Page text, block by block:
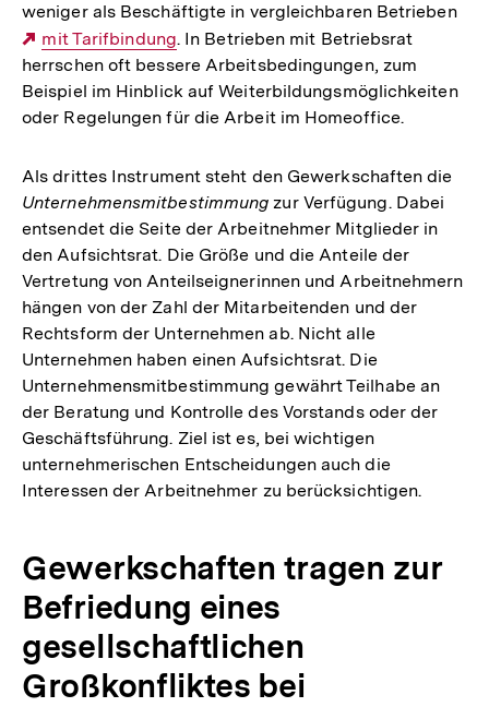
weniger als Beschäftigte in vergleichbaren Betrieben
Externer
Link:
mit Tarifbindung. In Betrieben mit Betriebsrat
herrschen oft bessere Arbeitsbedingungen, zum
Beispiel im Hinblick auf Weiterbildungsmöglichkeiten
oder Regelungen für die Arbeit im Homeoffice.
Als drittes Instrument steht den Gewerkschaften die
Unternehmensmitbestimmung zur Verfügung. Dabei
entsendet die Seite der Arbeitnehmer Mitglieder in
den Aufsichtsrat. Die Größe und die Anteile der
Vertretung von Anteilseignerinnen und Arbeitnehmern
hängen von der Zahl der Mitarbeitenden und der
Rechtsform der Unternehmen ab. Nicht alle
Unternehmen haben einen Aufsichtsrat. Die
Unternehmensmitbestimmung gewährt Teilhabe an
der Beratung und Kontrolle des Vorstands oder der
Geschäftsführung. Ziel ist es, bei wichtigen
unternehmerischen Entscheidungen auch die
Interessen der Arbeitnehmer zu berücksichtigen.
Gewerkschaften tragen zur
Befriedung eines
gesellschaftlichen
Großkonfliktes bei